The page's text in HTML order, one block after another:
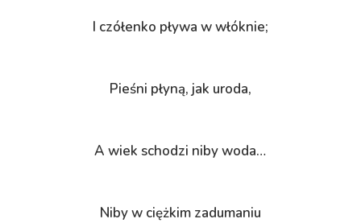
I czółenko pływa w włóknie;
Pieśni płyną, jak uroda,
A wiek schodzi niby woda…
Niby w ciężkim zadumaniu